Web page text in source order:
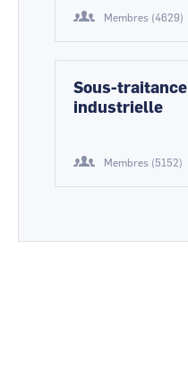
Membres (4629)
Sous-traitance
industrielle
Membres (5152)